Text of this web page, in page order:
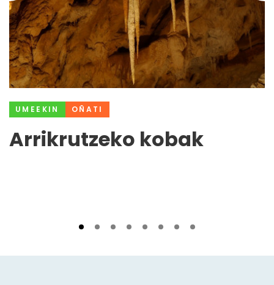
UMEEKIN OÑATI
Arrikrutzeko kobak